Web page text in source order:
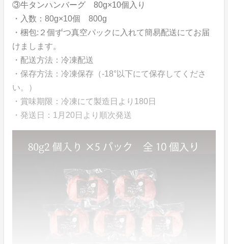
③牛タンハンバーグ 80g×10個入り
・入数：80g×10個 800g
・梱包:２個ずつ真空パックに入れて簡易配送にてお届
けまします。
・配送方法：冷凍配送
・保存方法：冷凍保存（-18°以下にて保存してくださ
い。）
・賞味期限：冷凍にて製造日より180日
・発送日：1月20日より順次発送